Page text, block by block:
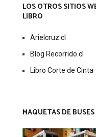
LOS OTROS SITIOS
LIBRO
Arielcruz.cl
Blog Recorrido.cl
Libro Corte de Cinta
MAQUETAS DE